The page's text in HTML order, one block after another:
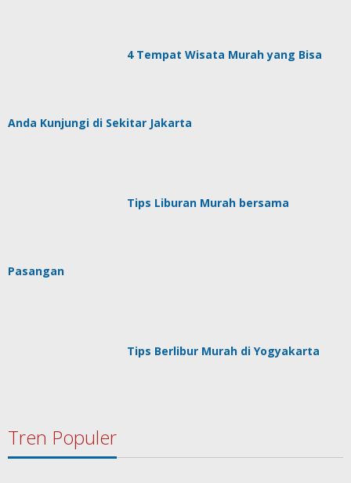
4 Tempat Wisata Murah yang Bisa
Anda Kunjungi di Sekitar Jakarta
Tips Liburan Murah bersama
Pasangan
Tips Berlibur Murah di Yogyakarta
Tren Populer